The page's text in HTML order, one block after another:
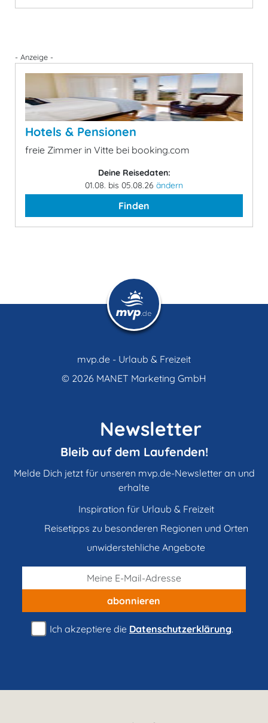
- Anzeige -
Hotels & Pensionen
freie Zimmer in Vitte bei booking.com
Deine Reisedaten:
01.08. bis 05.08.26 ändern
Finden
mvp.de - Urlaub & Freizeit
© 2026 MANET Marketing GmbH
Newsletter
Bleib auf dem Laufenden!
Melde Dich jetzt für unseren mvp.de-Newsletter an und
erhalte
Inspiration für Urlaub & Freizeit
Reisetipps zu besonderen Regionen und Orten
unwiderstehliche Angebote
abonnieren
Ich akzeptiere die Datenschutzerklärung.